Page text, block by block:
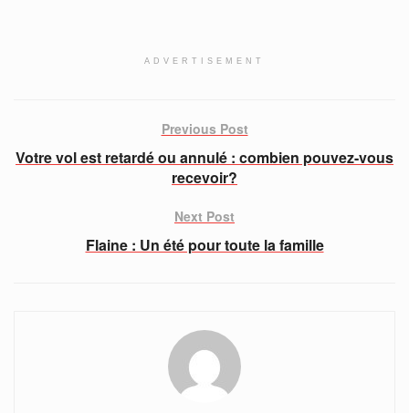
ADVERTISEMENT
Previous Post
Votre vol est retardé ou annulé : combien pouvez-vous
recevoir?
Next Post
Flaine : Un été pour toute la famille